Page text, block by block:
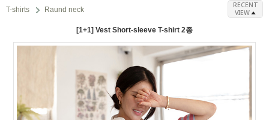
T-shirts Raund neck
RECENT
VIEW
[1+1] Vest Short-sleeve T-shirt 2종